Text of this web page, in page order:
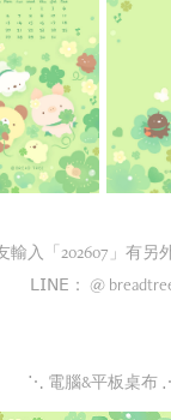
入「202607」有另外
𝖫𝖨𝖭𝖤： @
⋱ 電腦&平板桌布